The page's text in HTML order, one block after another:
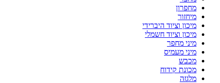
מחפרון
מיחזור
מיכון וציוד היברידי
מיכון וציוד חשמלי
מיני מחפר
מיני מעמיס
מכבש
מכונת קידוח
מלגזה